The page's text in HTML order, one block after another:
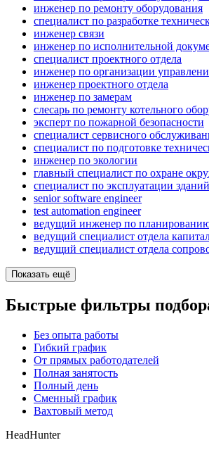
инженер по ремонту оборудования
специалист по разработке
инженер связи
инженер по исполнительной
специалист проектного отдела
инженер по организации
инженер проектного отдела
инженер по замерам
слесарь по ремонту котельного
эксперт по пожарной безопасности
специалист сервисного
специалист по подготовке
инженер по экологии
главный специалист по охране
специалист по эксплуатации
senior software engineer
test automation engineer
ведущий инженер по
ведущий специалист отдела
ведущий специалист отдела
Показать ещё
Быстрые фильтры
Без опыта работы
Гибкий график
От прямых работодателей
Полная занятость
Полный день
Сменный график
Вахтовый метод
HeadHunter